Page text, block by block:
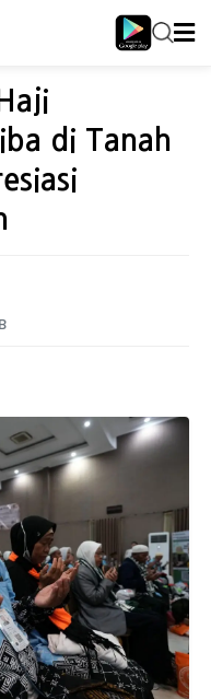
di Tanah